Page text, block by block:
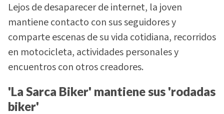
Lejos de desaparecer de internet, la joven
mantiene contacto con sus seguidores y
comparte escenas de su vida cotidiana, recorridos
en motocicleta, actividades personales y
encuentros con otros creadores.
'La Sarca Biker' mantiene sus 'rodadas
biker'